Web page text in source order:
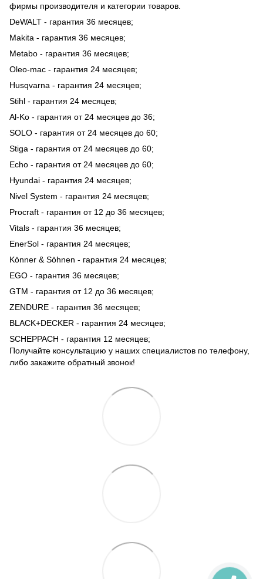
фирмы производителя и категории товаров.
DeWALT - гарантия 36 месяцев;
Makita - гарантия 36 месяцев;
Metabo - гарантия 36 месяцев;
Oleo-mac - гарантия 24 месяцев;
Husqvarna - гарантия 24 месяцев;
Stihl - гарантия 24 месяцев;
Al-Ko - гарантия от 24 месяцев до 36;
SOLO - гарантия от 24 месяцев до 60;
Stiga - гарантия от 24 месяцев до 60;
Echo - гарантия от 24 месяцев до 60;
Hyundai - гарантия 24 месяцев;
Nivel System - гарантия 24 месяцев;
Procraft - гарантия от 12 до 36 месяцев;
Vitals - гарантия 36 месяцев;
EnerSol - гарантия 24 месяцев;
Könner & Söhnen - гарантия 24 месяцев;
EGO - гарантия 36 месяцев;
GTM - гарантия от 12 до 36 месяцев;
ZENDURE - гарантия 36 месяцев;
BLACK+DECKER - гарантия 24 месяцев;
SCHEPPACH - гарантия 12 месяцев;
Получайте консультацию у наших специалистов по телефону,
либо закажите обратный звонок!